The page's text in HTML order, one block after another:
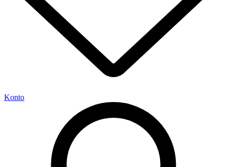
Konto